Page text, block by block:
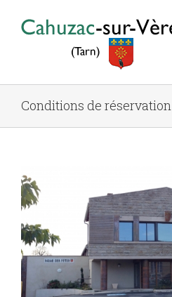
Conditions de réservation